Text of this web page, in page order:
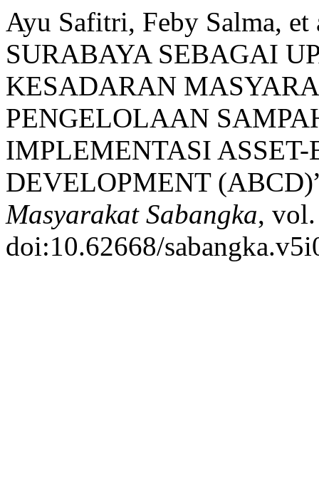
Ayu Safitri, Feby Salma,
SURABAYA SEBAGAI
KESADARAN
PENGELOLAAN
IMPLEMENTASI
DEVELOPMENT
Masyarakat Sabangka,
doi:10.62668/